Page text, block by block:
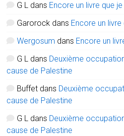
G L dans Encore un livre que je
Garorock dans Encore un livre
Wergosum dans Encore un
G L dans Deuxième
cause de Palestine
Buffet dans Deuxième
cause de Palestine
G L dans Deuxième
cause de Palestine